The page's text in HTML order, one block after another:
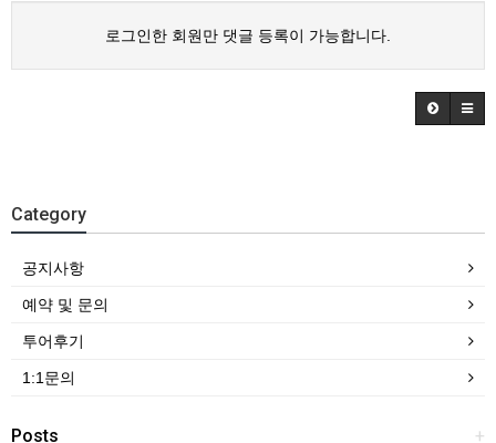
로그인한 회원만 댓글 등록이 가능합니다.
Category
공지사항
예약 및 문의
투어후기
1:1문의
+
Posts